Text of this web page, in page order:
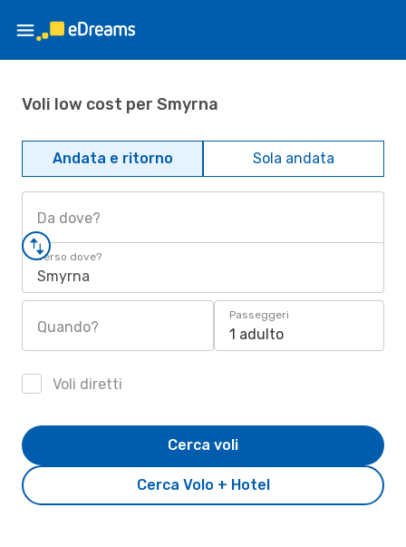
Voli low cost per Smyrna
Andata e ritorno Sola andata
Da dove?
Verso dove?
Smyrna
Quando?
Passeggeri
1 adulto
Voli diretti
Cerca Volo + Hotel
Cerca voli